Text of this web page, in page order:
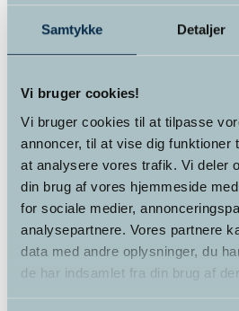
Samtykke Detaljer
Vi bruger cookies!
Vi bruger cookies til at tilpasse
annoncer, til at vise dig funktioner
at analysere vores trafik. Vi deler
din brug af vores hjemmeside
for sociale medier,
analysepartnere. Vores partnere
data med andre oplysninger, du
de har indsamlet fra din brug af
Varekategorier
Foredrag (2)
Kurser (12)
Kurser for alle (6)
Online kursus (4)
(1)
Uddannelser (3)